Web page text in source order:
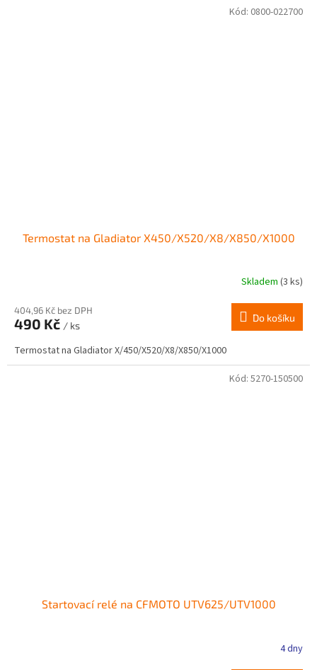
Termostat na Gladiator X450/X520/X8/X850/X1000
Skladem (3 ks)
404,96 Kč bez DPH
490 Kč / ks
Do košíku
Termostat na Gladiator X/450/X520/X8/X850/X1000
Kód: 0800-022700
Startovací relé na CFMOTO UTV625/UTV1000
4 dny
Kód: 5270-150500